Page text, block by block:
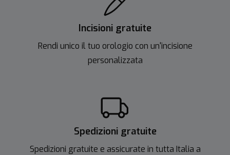
Incisioni gratuite
Rendi unico il tuo orologio con un'incisione
personalizzata
Spedizioni gratuite
Spedizioni gratuite e assicurate in tutta Italia a